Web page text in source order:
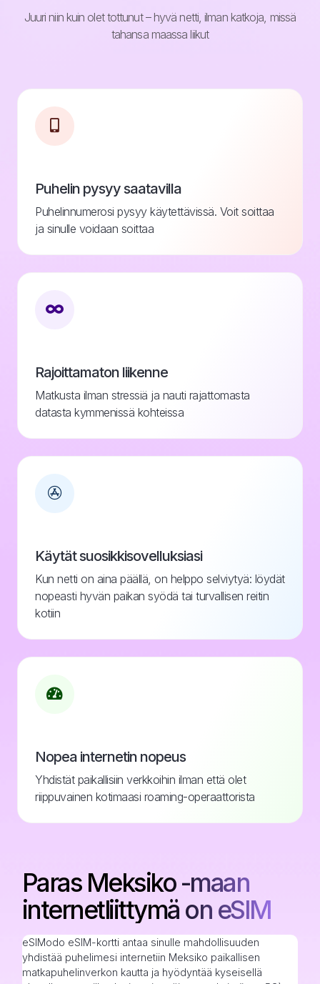
Juuri niin kuin olet tottunut – hyvä netti, ilman katkoja, missä
tahansa maassa liikut
Puhelin pysyy saatavilla
Puhelinnumerosi pysyy käytettävissä. Voit soittaa
ja sinulle voidaan soittaa
Rajoittamaton liikenne
Matkusta ilman stressiä ja nauti rajattomasta
datasta kymmenissä kohteissa
Käytät suosikkisovelluksiasi
Kun netti on aina päällä, on helppo selviytyä: löydät
nopeasti hyvän paikan syödä tai turvallisen reitin
kotiin
Nopea internetin nopeus
Yhdistät paikallisiin verkkoihin ilman että olet
riippuvainen kotimaasi roaming-operaattorista
Paras Meksiko -maan
internetliittymä on eSIM
eSIModo eSIM-kortti antaa sinulle mahdollisuuden
yhdistää puhelimesi internetiin Meksiko paikallisen
matkapuhelinverkon kautta ja hyödyntää kyseisellä